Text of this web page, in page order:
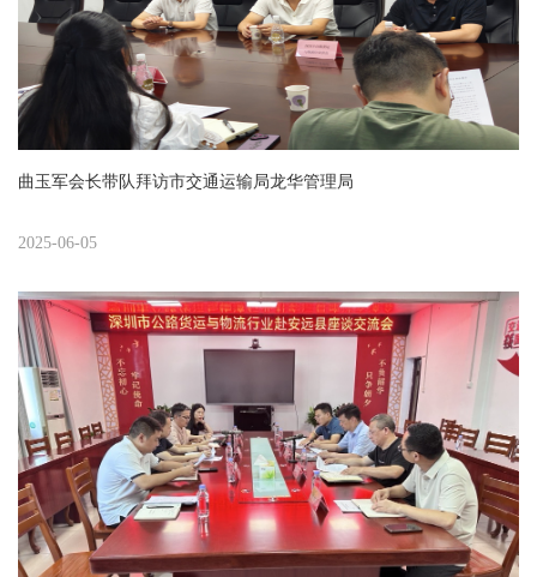
曲玉军会长带队拜访市交通运输局龙华管理局
2025-06-05